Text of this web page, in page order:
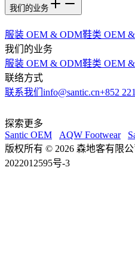
我们的业务
服装 OEM & ODM鞋类 OEM
我们的业务
服装 OEM & ODM鞋类 OEM
联络方式
联系我们 info@santic.cn+852
探索更多
Santic OEM
AQW Footwear
版权所有 © 2026 森地客有限
2022012595号-3